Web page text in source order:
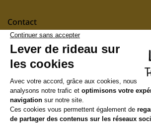
Contact
Mentions légales
nous soutenir
Suivez-nous
Newsletter